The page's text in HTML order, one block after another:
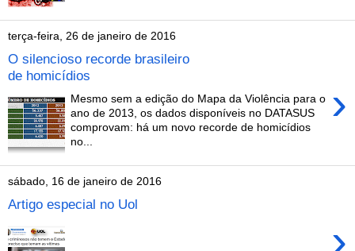
terça-feira, 26 de janeiro de 2016
O silencioso recorde brasileiro
de homicídios
›
Mesmo sem a edição do Mapa da Violência para o
ano de 2013, os dados disponíveis no DATASUS
comprovam: há um novo recorde de homicídios
no...
sábado, 16 de janeiro de 2016
Artigo especial no Uol